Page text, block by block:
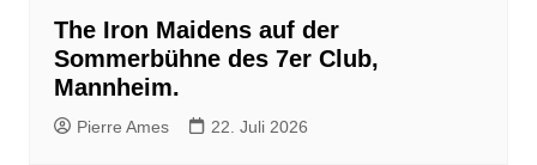
The Iron Maidens auf der
Sommerbühne des 7er Club,
Mannheim.
Pierre Ames 22. Juli 2026